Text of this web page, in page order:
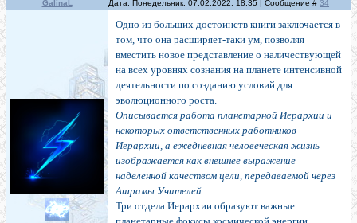
GalinaL Дата: Понедельник, 07.02.2022, 18:35 | Сообщение # 34
Одно из больших достоинств книги заключается в
том, что она расширяет-таки ум, позволяя
вместить новое представление о наличествующей
на всех уровнях сознания на планете интенсивной
деятельности по созданию условий для
эволюционного роста.
Описывается работа планетарной Иерархии и
некоторых ответственных работников
Иерархии, а ежедневная человеческая жизнь
изображается как внешнее выражение
наделенной качеством цели, передаваемой через
Ашрамы Учителей.
Три отдела Иерархии образуют важные